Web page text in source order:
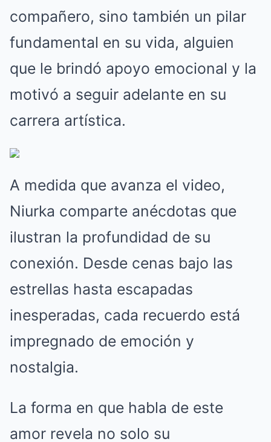
compañero, sino también un pilar
fundamental en su vida, alguien
que le brindó apoyo emocional y la
motivó a seguir adelante en su
carrera artística.
A medida que avanza el video,
Niurka comparte anécdotas que
ilustran la profundidad de su
conexión. Desde cenas bajo las
estrellas hasta escapadas
inesperadas, cada recuerdo está
impregnado de emoción y
nostalgia.
La forma en que habla de este
amor revela no solo su